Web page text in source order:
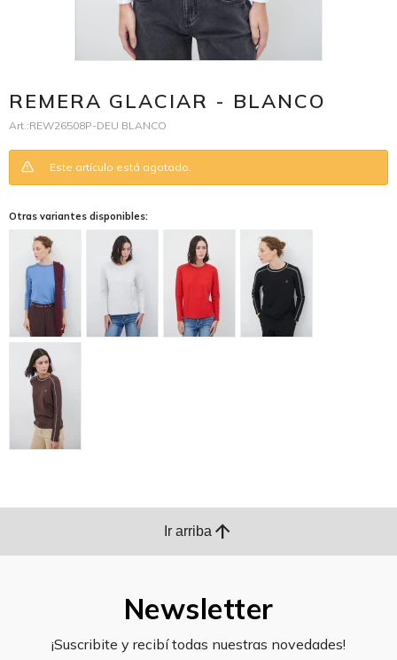
REMERA GLACIAR - BLANCO
REW26508P-DEU BLANCO
Este artículo está agotado.
Otras variantes disponibles:
Ir arriba arrow_upward
Newsletter
¡Suscribite y recibí todas nuestras novedades!